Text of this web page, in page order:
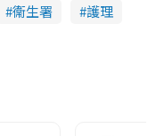
衞生署
護理